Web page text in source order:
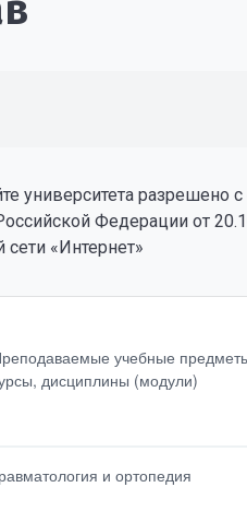
разрешено
Федерации от
«Интернет»
наличии)
учебные
дисциплины (модули)
и ортопедия